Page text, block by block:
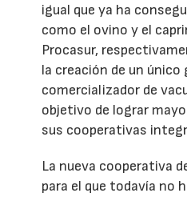
igual que ya ha
como el ovino y el
Procasur,
la creación de un único
comercializador de
objetivo de lograr
sus cooperativas
La nueva cooperativa
para el que todavía no